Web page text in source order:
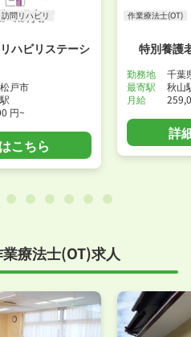
訪問リハビリ
ハビリステーシ
戸市
円~
こちら
作業療法士(OT)
特別養護
勤務地
千葉
最寄駅
秋山
月給
詳
療法士(OT)求人